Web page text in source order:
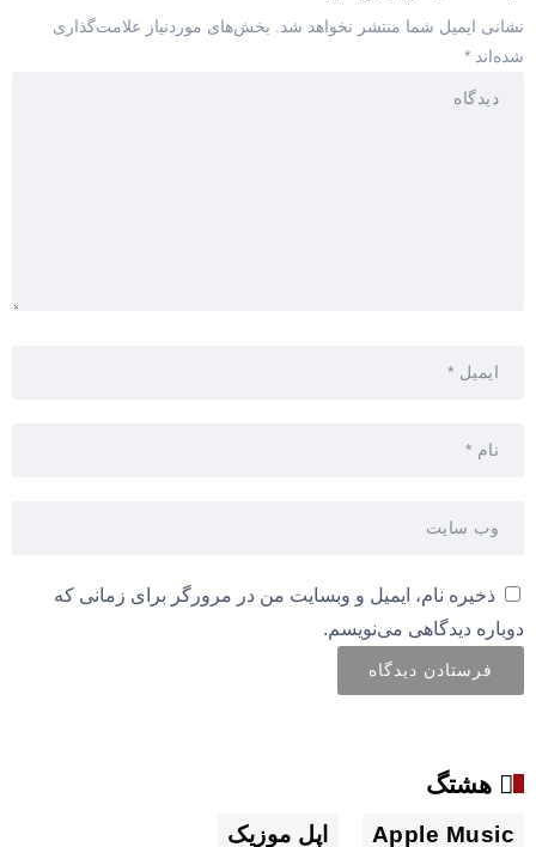
نشانی ایمیل شما منتشر نخواهد شد.
بخش‌های موردنیاز علامت‌گذاری
شده‌اند *
ذخیره نام، ایمیل و وبسایت من در مرورگر برای زمانی که
دوباره دیدگاهی می‌نویسم.
هشتگ
Apple Music اپل موزیک